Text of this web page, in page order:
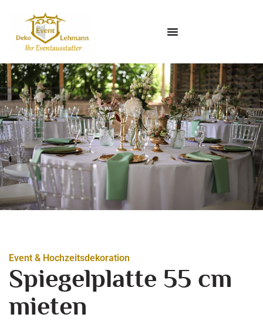
Event & Hochzeitsdekoration
Spiegelplatte 55 cm
mieten